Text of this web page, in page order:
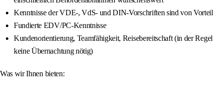
Kenntnisse der VDE-, VdS- und DIN-Vorschriften sind von Vorteil
Fundierte EDV/PC-Kenntnisse
Kundenorientierung, Teamfähigkeit, Reisebereitschaft (in der Regel
keine Übernachtung nötig)
Was wir Ihnen bieten: